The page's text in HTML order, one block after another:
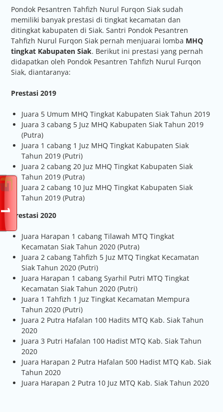
Pondok Pesantren Tahfizh Nurul Furqon Siak sudah
memiliki banyak prestasi di tingkat kecamatan dan
ditingkat kabupaten di Siak. Santri Pondok Pesantren
Tahfizh Nurul Furqon Siak pernah menjuarai lomba MHQ
tingkat Kabupaten Siak. Berikut ini prestasi yang pernah
didapatkan oleh Pondok Pesantren Tahfizh Nurul Furqon
Siak, diantaranya:
Prestasi 2019
Juara 5 Umum MHQ Tingkat Kabupaten Siak Tahun 2019
Juara 3 cabang 5 Juz MHQ Kabupaten Siak Tahun 2019
(Putra)
Juara 1 cabang 1 Juz MHQ Tingkat Kabupaten Siak
Tahun 2019 (Putri)
Juara 2 cabang 20 Juz MHQ Tingkat Kabupaten Siak
Tahun 2019 (Putra)
Juara 2 cabang 10 Juz MHQ Tingkat Kabupaten Siak
Tahun 2019 (Putra)
Prestasi 2020
Juara Harapan 1 cabang Tilawah MTQ Tingkat
Kecamatan Siak Tahun 2020 (Putra)
Juara 2 cabang Tahfizh 5 Juz MTQ Tingkat Kecamatan
Siak Tahun 2020 (Putri)
Juara Harapan 1 cabang Syarhil Putri MTQ Tingkat
Kecamatan Siak Tahun 2020 (Putri)
Juara 1 Tahfizh 1 Juz Tingkat Kecamatan Mempura
Tahun 2020 (Putri)
Juara 2 Putra Hafalan 100 Hadits MTQ Kab. Siak Tahun
2020
Juara 3 Putri Hafalan 100 Hadist MTQ Kab. Siak Tahun
2020
Juara Harapan 2 Putra Hafalan 500 Hadist MTQ Kab. Siak
Tahun 2020
Juara Harapan 2 Putra 10 Juz MTQ Kab. Siak Tahun 2020